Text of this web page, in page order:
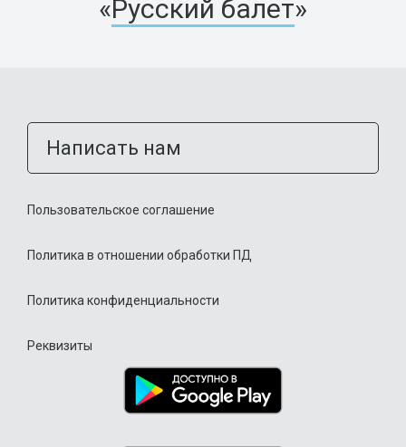
«Русский балет»
Написать нам
Пользовательское соглашение
Политика в отношении обработки ПД
Политика конфиденциальности
Реквизиты